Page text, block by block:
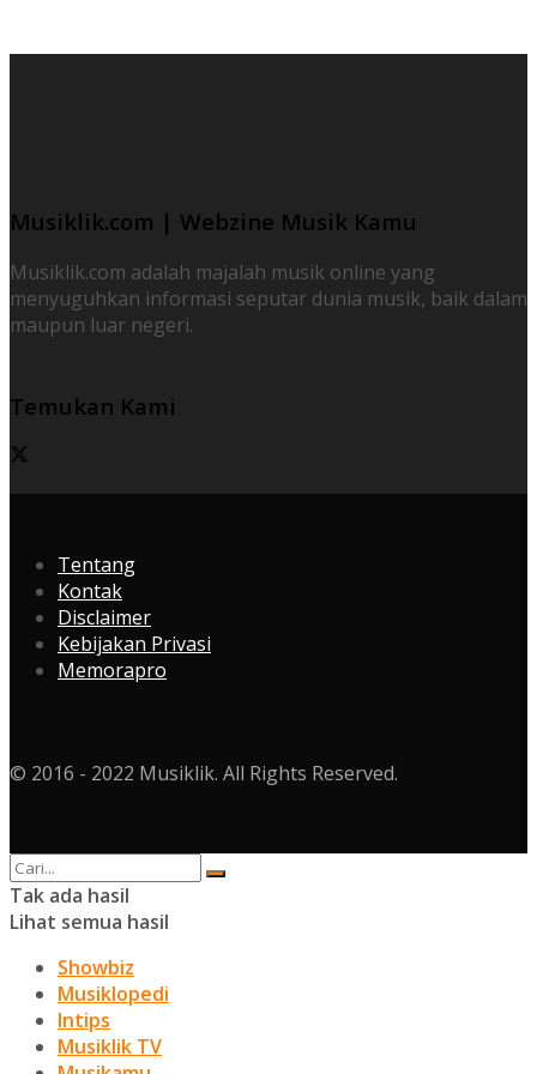
Musiklik.com | Webzine Musik Kamu
Musiklik.com adalah majalah musik online yang
menyuguhkan informasi seputar dunia musik, baik dalam
maupun luar negeri.
Temukan Kami
Tentang
Kontak
Disclaimer
Kebijakan Privasi
Memorapro
© 2016 - 2022 Musiklik. All Rights Reserved.
Tak ada hasil
Lihat semua hasil
Showbiz
Musiklopedi
Intips
Musiklik TV